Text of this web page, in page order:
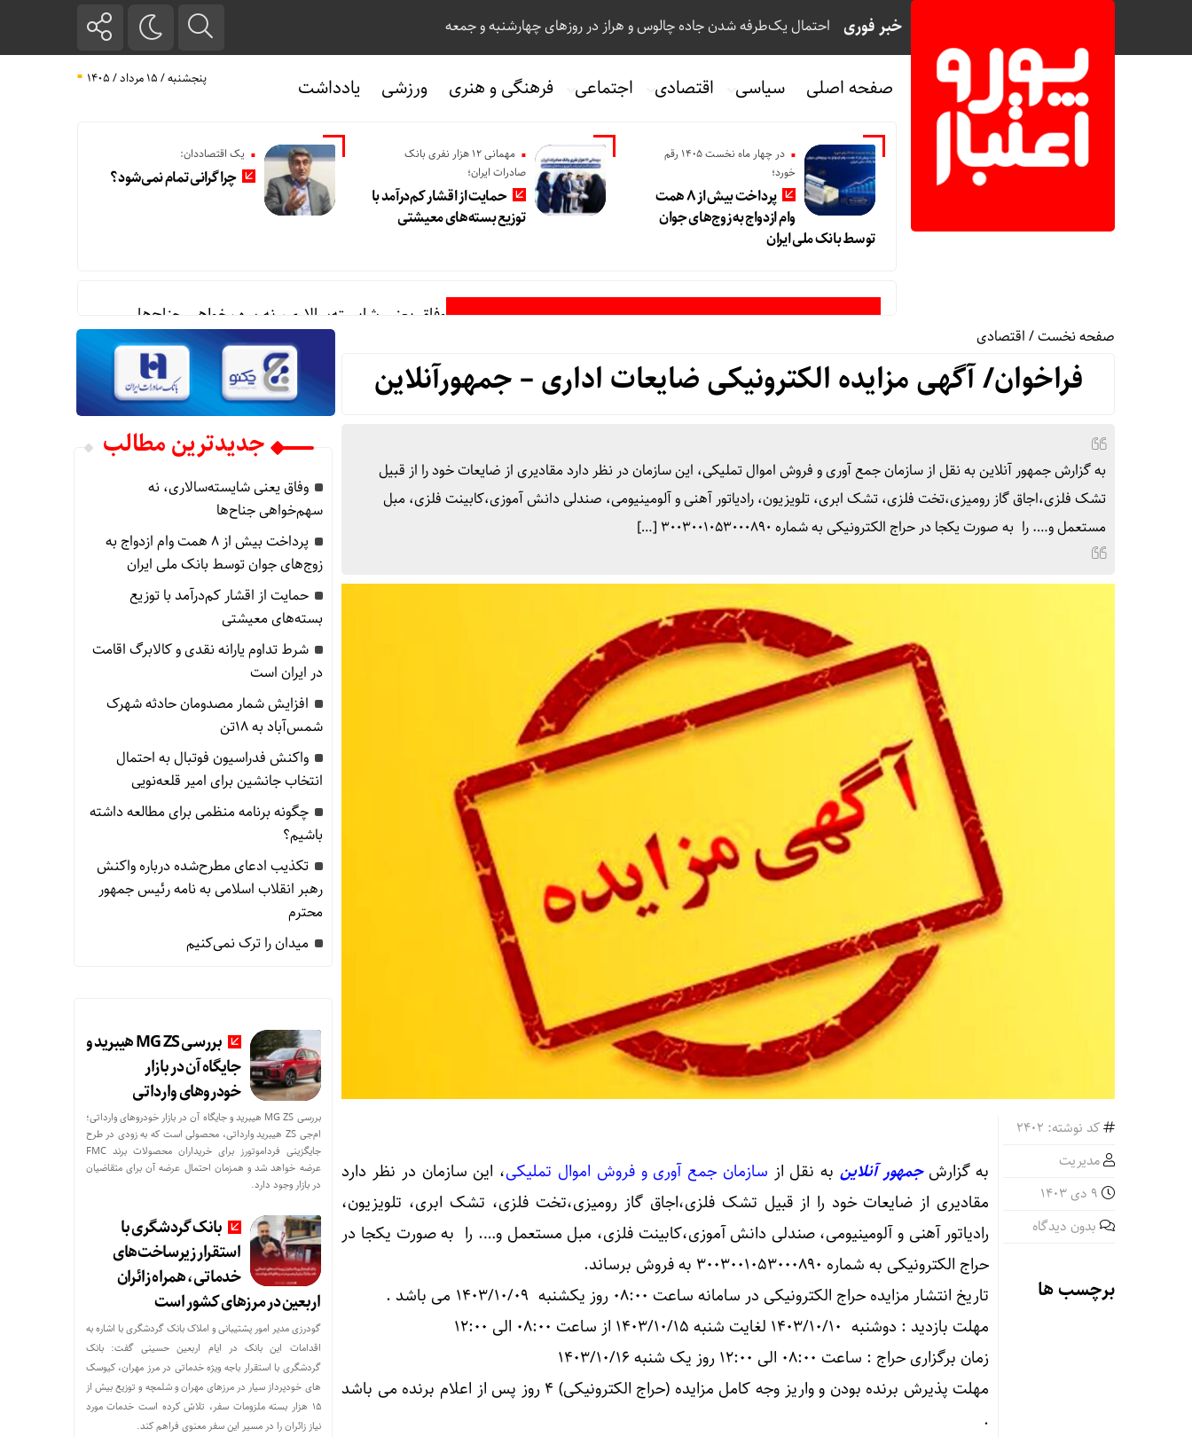
خبر فوری احتمال یک‌طرفه شدن جاده چالوس و هراز در روزهای چهارشنبه و جمعه
صفحه اصلی سیاسی اقتصادی اجتماعی فرهنگی و هنری ورزشی یادداشت پنجشنبه / ۱۵ مرداد / ۱۴۰۵
در چهار ماه نخست ۱۴۰۵ رقم
خورد؛
پرداخت بیش از ۸ همت
وام ازدواج به زوج‌های جوان
توسط بانک ملی ایران
مهمانی ۱۲ هزار نفری بانک
صادرات ایران؛
حمایت از اقشار کم‌درآمد با
توزیع بسته‌های معیشتی
یک اقتصاددان:
چرا گرانی تمام نمی‌شود؟
وفاق یعنی شایسته‌سالاری، نه سهم‌خواهی جناح‌ها
حمایت از اقشار کم‌درآمد با توزیع بسته‌های معیشتی
صفحه نخست/اقتصادی
فراخوان/ آگهی مزایده الکترونیکی ضایعات اداری – جمهورآنلاین
به گزارش جمهور آنلاین به نقل از سازمان جمع آوری و فروش اموال تملیکی، این سازمان در نظر دارد مقادیری از ضایعات خود را از قبیل
تشک فلزی،اجاق گاز رومیزی،تخت فلزی، تشک ابری، تلویزیون، رادیاتور آهنی و آلومینیومی، صندلی دانش آموزی،کابینت فلزی، مبل
مستعمل و…. را به صورت یکجا در حراج الکترونیکی به شماره ۳۰۰۳۰۰۱۰۵۳۰۰۰۸۹۰ […]
کد نوشته: 2402
مدیریت
بدون دیدگاه
برچسب ها
به گزارش جمهور آنلاین به نقل از سازمان جمع آوری و فروش اموال تملیکی، این سازمان در نظر دارد
مقادیری از ضایعات خود را از قبیل تشک فلزی،اجاق گاز رومیزی،تخت فلزی، تشک ابری، تلویزیون،
رادیاتور آهنی و آلومینیومی، صندلی دانش آموزی،کابینت فلزی، مبل مستعمل و…. را به صورت یکجا در
حراج الکترونیکی به شماره ۳۰۰۳۰۰۱۰۵۳۰۰۰۸۹۰ به فروش برساند.
تاریخ انتشار مزایده حراج الکترونیکی در سامانه ساعت ۰۸:۰۰ روز یکشنبه ۱۴۰۳/۱۰/۰۹ می باشد .
مهلت بازدید : دوشنبه ۱۴۰۳/۱۰/۱۰ لغایت شنبه ۱۴۰۳/۱۰/۱۵ از ساعت ۰۸:۰۰ الی ۱۲:۰۰
زمان برگزاری حراج : ساعت ۰۸:۰۰ الی ۱۲:۰۰ روز یک شنبه ۱۴۰۳/۱۰/۱۶
مهلت پذیرش برنده بودن و واریز وجه کامل مزایده (حراج الکترونیکی) ۴ روز پس از اعلام برنده می باشد
.
جدیدترین مطالب
وفاق یعنی شایسته‌سالاری، نه
سهم‌خواهی جناح‌ها
پرداخت بیش از ۸ همت وام ازدواج به
زوج‌های جوان توسط بانک ملی ایران
حمایت از اقشار کم‌درآمد با توزیع
بسته‌های معیشتی
شرط تداوم یارانه نقدی و کالابرگ اقامت
در ایران است
افزایش شمار مصدومان حادثه شهرک
شمس‌آباد به ۱۸تن
واکنش فدراسیون فوتبال به احتمال
انتخاب جانشین برای امیر قلعه‌نویی
چگونه برنامه منظمی برای مطالعه داشته
باشیم؟
تکذیب ادعای مطرح‌شده درباره واکنش
رهبر انقلاب اسلامی به نامه رئیس جمهور
محترم
میدان را ترک نمی‌کنیم
بررسی MG ZS هیبرید و
جایگاه آن در بازار
خودروهای وارداتی
بررسی MG ZS هیبرید و جایگاه آن در بازار خودروهای وارداتی؛
ام‌جی ZS هیبرید وارداتی، محصولی است که به زودی در طرح
جایگزینی فرداموتورز برای خریداران محصولات برند FMC
عرضه خواهد شد و همزمان احتمال عرضه آن برای متقاضیان
در بازار وجود دارد.
بانک گردشگری با
استقرار زیرساخت‌های
خدماتی، همراه زائران
اربعین در مرزهای کشور است
گودرزی مدیر امور پشتیبانی و املاک بانک گردشگری با اشاره به
اقدامات این بانک در ایام اربعین حسینی گفت: بانک
گردشگری با استقرار باجه ویژه خدماتی در مرز مهران، کیوسک
های خودپرداز سیار در مرزهای مهران و شلمچه و توزیع بیش از
۱۵ هزار بسته ملزومات سفر، تلاش کرده است خدمات مورد
نیاز زائران را در مسیر این سفر معنوی فراهم کند.